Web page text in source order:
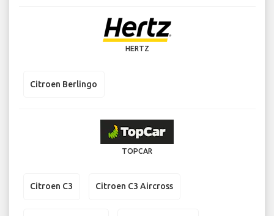
HERTZ
Citroen Berlingo
TOPCAR
Citroen C3 Citroen C3 Aircross